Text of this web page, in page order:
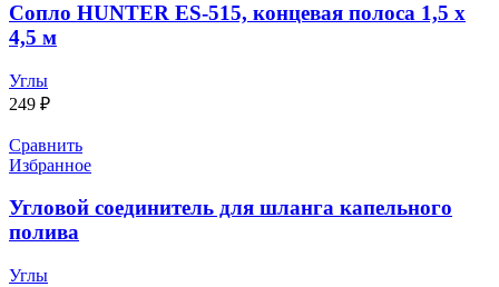
Сопло HUNTER ЕS-515, концевая полоса 1,5 x
4,5 м
Углы
249 ₽
Сравнить
Избранное
Угловой соединитель для шланга капельного
полива
Углы